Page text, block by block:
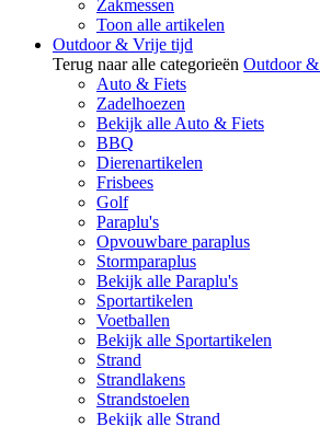
Zakmessen
Toon alle artikelen
Outdoor & Vrije tijd
Terug naar alle categorieën Outdoor
Auto & Fiets
Zadelhoezen
Bekijk alle Auto & Fiets
BBQ
Dierenartikelen
Frisbees
Golf
Paraplu's
Opvouwbare paraplus
Stormparaplus
Bekijk alle Paraplu's
Sportartikelen
Voetballen
Bekijk alle Sportartikelen
Strand
Strandlakens
Strandstoelen
Bekijk alle Strand